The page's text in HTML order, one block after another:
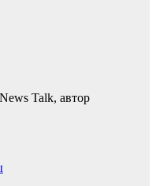
Talk, автор